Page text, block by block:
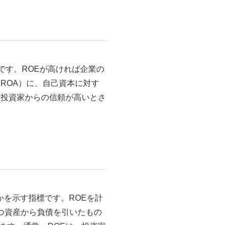
す。ROEが高ければ企業の
）に、自己資本に対す
資家からの信頼が高いとさ
を示す指標です。ROEを計
資産から負債を引いたもの